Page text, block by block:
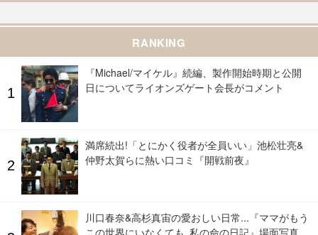
RANKING
『Michael/マイケル』続編、製作開始時期と公開
日についてライオンズゲート会長がコメント
満席続出!「とにかく役者が全員いい」池松壮亮&
仲野太賀らに熱い口コミ『開戦前夜』
川口春奈&高杉真宙の愛おしい日常...『ママがもう
この世界にいなくても 私の命の日記』場面写真